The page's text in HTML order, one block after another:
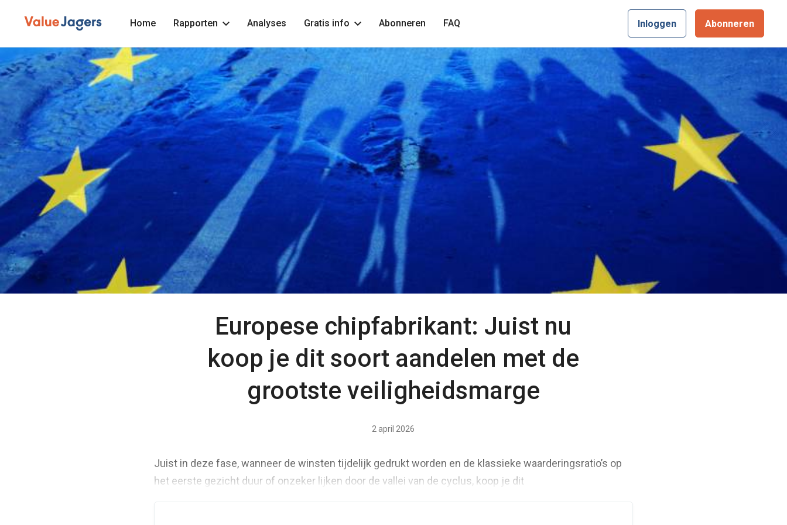
Home Rapporten Analyses Gratis info Abonneren FAQ Inloggen Abonneren
Europese chipfabrikant: Juist nu
koop je dit soort aandelen met de
grootste veiligheidsmarge
2 april 2026
Juist in deze fase, wanneer de winsten tijdelijk gedrukt worden en de klassieke waarderingsratio’s op
het eerste gezicht duur of onzeker lijken door de vallei van de cyclus, koop je dit